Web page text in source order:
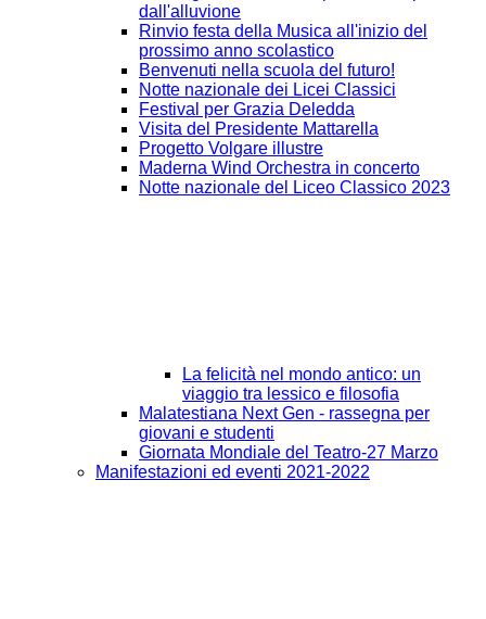
dall'alluvione
Rinvio festa della Musica all'inizio del
prossimo anno scolastico
Benvenuti nella scuola del futuro!
Notte nazionale dei Licei Classici
Festival per Grazia Deledda
Visita del Presidente Mattarella
Progetto Volgare illustre
Maderna Wind Orchestra in concerto
Notte nazionale del Liceo Classico 2023
La felicità nel mondo antico: un
viaggio tra lessico e filosofia
Malatestiana Next Gen - rassegna per
giovani e studenti
Giornata Mondiale del Teatro-27 Marzo
Manifestazioni ed eventi 2021-2022